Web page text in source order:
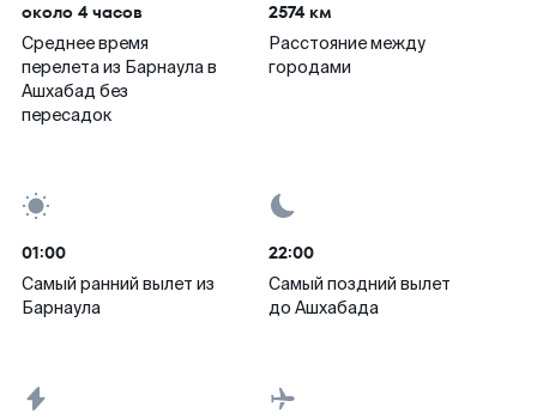
около 4 часов
Среднее время
перелета из Барнаула в
Ашхабад без
пересадок
2574 км
Расстояние между
городами
01:00
Самый ранний вылет из
Барнаула
22:00
Самый поздний вылет
до Ашхабада